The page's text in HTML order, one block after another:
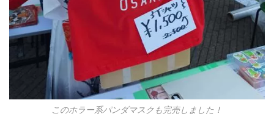
このホラー系パンダマスクも完売しました！